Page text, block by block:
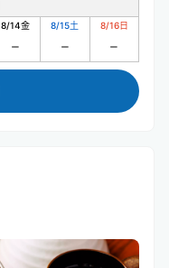
8/14金 8/15土 8/16日